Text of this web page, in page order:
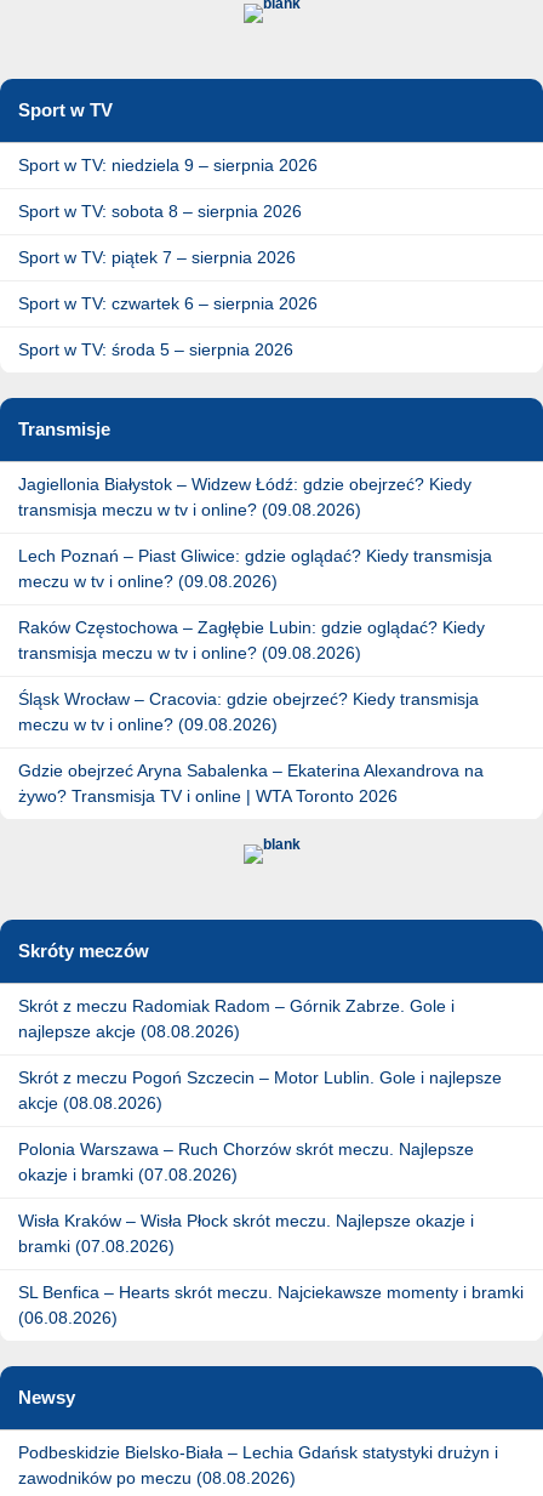
Sport w TV
Sport w TV: niedziela 9 – sierpnia 2026
Sport w TV: sobota 8 – sierpnia 2026
Sport w TV: piątek 7 – sierpnia 2026
Sport w TV: czwartek 6 – sierpnia 2026
Sport w TV: środa 5 – sierpnia 2026
Transmisje
Jagiellonia Białystok – Widzew Łódź: gdzie obejrzeć? Kiedy
transmisja meczu w tv i online? (09.08.2026)
Lech Poznań – Piast Gliwice: gdzie oglądać? Kiedy transmisja
meczu w tv i online? (09.08.2026)
Raków Częstochowa – Zagłębie Lubin: gdzie oglądać? Kiedy
transmisja meczu w tv i online? (09.08.2026)
Śląsk Wrocław – Cracovia: gdzie obejrzeć? Kiedy transmisja
meczu w tv i online? (09.08.2026)
Gdzie obejrzeć Aryna Sabalenka – Ekaterina Alexandrova na
żywo? Transmisja TV i online | WTA Toronto 2026
Skróty meczów
Skrót z meczu Radomiak Radom – Górnik Zabrze. Gole i
najlepsze akcje (08.08.2026)
Skrót z meczu Pogoń Szczecin – Motor Lublin. Gole i najlepsze
akcje (08.08.2026)
Polonia Warszawa – Ruch Chorzów skrót meczu. Najlepsze
okazje i bramki (07.08.2026)
Wisła Kraków – Wisła Płock skrót meczu. Najlepsze okazje i
bramki (07.08.2026)
SL Benfica – Hearts skrót meczu. Najciekawsze momenty i bramki
(06.08.2026)
Newsy
Podbeskidzie Bielsko-Biała – Lechia Gdańsk statystyki drużyn i
zawodników po meczu (08.08.2026)